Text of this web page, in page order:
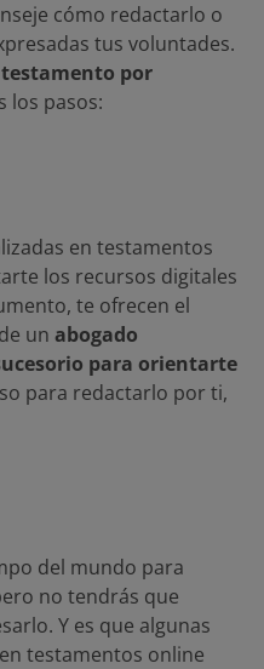
cómo redactarlo o
tus voluntades.
testamento por
los pasos:
en testamentos
los recursos digitales
te ofrecen el
un abogado
para orientarte
para redactarlo por ti,
del mundo para
no tendrás que
Y es que algunas
testamentos online